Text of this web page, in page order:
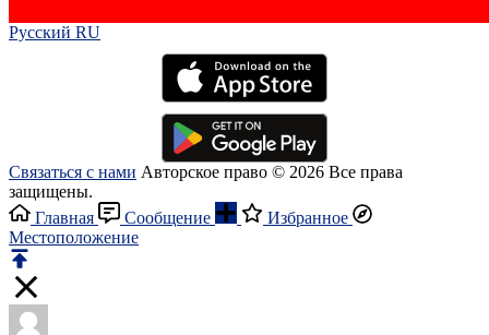
Русский RU‎
Связаться с нами Авторское право © 2026 Все права
защищены.
Главная
Сообщение
Избранное
Местоположение